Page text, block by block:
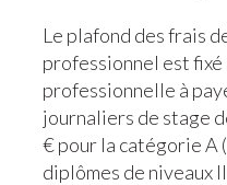
Le plafond des frais
professionnel est fixé
professionnelle à
journaliers de stage
€ pour la catégorie A
diplômes de niveaux